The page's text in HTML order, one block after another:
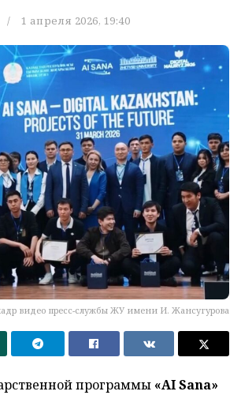
1 апреля 2026, 19:40
видео пресс-службы ЖУ имени И. Жансугурова
программы «AI Sana»